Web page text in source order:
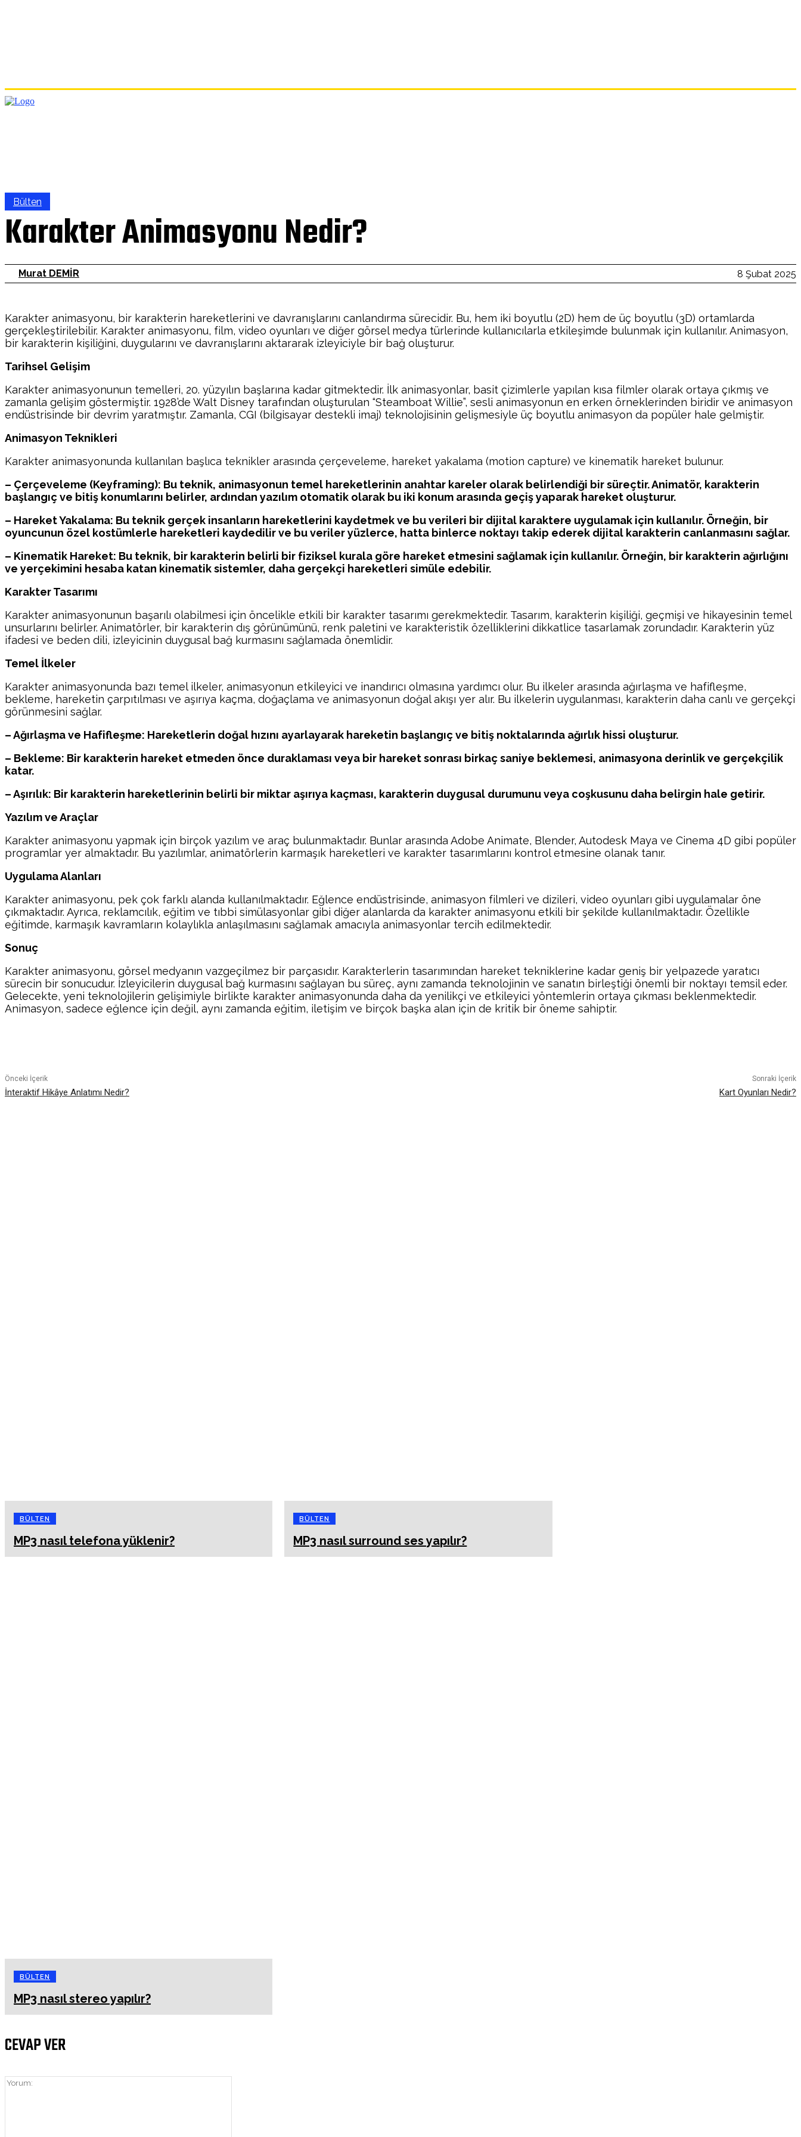
Bülten
Karakter Animasyonu Nedir?
8 Şubat 2025
Murat DEMİR
Karakter animasyonu, bir karakterin hareketlerini ve davranışlarını canlandırma sürecidir. Bu, hem iki boyutlu (2D) hem de üç boyutlu (3D) ortamlarda
gerçekleştirilebilir. Karakter animasyonu, film, video oyunları ve diğer görsel medya türlerinde kullanıcılarla etkileşimde bulunmak için kullanılır. Animasyon,
bir karakterin kişiliğini, duygularını ve davranışlarını aktararak izleyiciyle bir bağ oluşturur.
Tarihsel Gelişim
Karakter animasyonunun temelleri, 20. yüzyılın başlarına kadar gitmektedir. İlk animasyonlar, basit çizimlerle yapılan kısa filmler olarak ortaya çıkmış ve
zamanla gelişim göstermiştir. 1928’de Walt Disney tarafından oluşturulan “Steamboat Willie”, sesli animasyonun en erken örneklerinden biridir ve animasyon
endüstrisinde bir devrim yaratmıştır. Zamanla, CGI (bilgisayar destekli imaj) teknolojisinin gelişmesiyle üç boyutlu animasyon da popüler hale gelmiştir.
Animasyon Teknikleri
Karakter animasyonunda kullanılan başlıca teknikler arasında çerçeveleme, hareket yakalama (motion capture) ve kinematik hareket bulunur.
– Çerçeveleme (Keyframing): Bu teknik, animasyonun temel hareketlerinin anahtar kareler olarak belirlendiği bir süreçtir. Animatör, karakterin
başlangıç ve bitiş konumlarını belirler, ardından yazılım otomatik olarak bu iki konum arasında geçiş yaparak hareket oluşturur.
– Hareket Yakalama: Bu teknik gerçek insanların hareketlerini kaydetmek ve bu verileri bir dijital karaktere uygulamak için kullanılır. Örneğin, bir
oyuncunun özel kostümlerle hareketleri kaydedilir ve bu veriler yüzlerce, hatta binlerce noktayı takip ederek dijital karakterin canlanmasını sağlar.
– Kinematik Hareket: Bu teknik, bir karakterin belirli bir fiziksel kurala göre hareket etmesini sağlamak için kullanılır. Örneğin, bir karakterin ağırlığını
ve yerçekimini hesaba katan kinematik sistemler, daha gerçekçi hareketleri simüle edebilir.
Karakter Tasarımı
Karakter animasyonunun başarılı olabilmesi için öncelikle etkili bir karakter tasarımı gerekmektedir. Tasarım, karakterin kişiliği, geçmişi ve hikayesinin temel
unsurlarını belirler. Animatörler, bir karakterin dış görünümünü, renk paletini ve karakteristik özelliklerini dikkatlice tasarlamak zorundadır. Karakterin yüz
ifadesi ve beden dili, izleyicinin duygusal bağ kurmasını sağlamada önemlidir.
Temel İlkeler
Karakter animasyonunda bazı temel ilkeler, animasyonun etkileyici ve inandırıcı olmasına yardımcı olur. Bu ilkeler arasında ağırlaşma ve hafifleşme,
bekleme, hareketin çarpıtılması ve aşırıya kaçma, doğaçlama ve animasyonun doğal akışı yer alır. Bu ilkelerin uygulanması, karakterin daha canlı ve gerçekçi
görünmesini sağlar.
– Ağırlaşma ve Hafifleşme: Hareketlerin doğal hızını ayarlayarak hareketin başlangıç ve bitiş noktalarında ağırlık hissi oluşturur.
– Bekleme: Bir karakterin hareket etmeden önce duraklaması veya bir hareket sonrası birkaç saniye beklemesi, animasyona derinlik ve gerçekçilik
katar.
– Aşırılık: Bir karakterin hareketlerinin belirli bir miktar aşırıya kaçması, karakterin duygusal durumunu veya coşkusunu daha belirgin hale getirir.
Yazılım ve Araçlar
Karakter animasyonu yapmak için birçok yazılım ve araç bulunmaktadır. Bunlar arasında Adobe Animate, Blender, Autodesk Maya ve Cinema 4D gibi popüler
programlar yer almaktadır. Bu yazılımlar, animatörlerin karmaşık hareketleri ve karakter tasarımlarını kontrol etmesine olanak tanır.
Uygulama Alanları
Karakter animasyonu, pek çok farklı alanda kullanılmaktadır. Eğlence endüstrisinde, animasyon filmleri ve dizileri, video oyunları gibi uygulamalar öne
çıkmaktadır. Ayrıca, reklamcılık, eğitim ve tıbbi simülasyonlar gibi diğer alanlarda da karakter animasyonu etkili bir şekilde kullanılmaktadır. Özellikle
eğitimde, karmaşık kavramların kolaylıkla anlaşılmasını sağlamak amacıyla animasyonlar tercih edilmektedir.
Sonuç
Karakter animasyonu, görsel medyanın vazgeçilmez bir parçasıdır. Karakterlerin tasarımından hareket tekniklerine kadar geniş bir yelpazede yaratıcı
sürecin bir sonucudur. İzleyicilerin duygusal bağ kurmasını sağlayan bu süreç, aynı zamanda teknolojinin ve sanatın birleştiği önemli bir noktayı temsil eder.
Gelecekte, yeni teknolojilerin gelişimiyle birlikte karakter animasyonunda daha da yenilikçi ve etkileyici yöntemlerin ortaya çıkması beklenmektedir.
Animasyon, sadece eğlence için değil, aynı zamanda eğitim, iletişim ve birçok başka alan için de kritik bir öneme sahiptir.
Önceki İçerik
İnteraktif Hikâye Anlatımı Nedir?
Sonraki İçerik
Kart Oyunları Nedir?
BÜLTEN
MP3 nasıl telefona yüklenir?
BÜLTEN
MP3 nasıl surround ses yapılır?
BÜLTEN
MP3 nasıl stereo yapılır?
CEVAP VER